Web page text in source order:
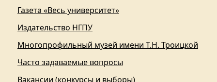
Газета «Весь университет»
Издательство НГПУ
Многопрофильный музей имени Т.Н. Троицкой
Часто задаваемые вопросы
Вакансии (конкурсы и выборы)